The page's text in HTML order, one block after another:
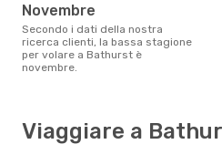
novembre
Secondo i dati della nostra
ricerca clienti, la bassa stagione
per volare a Bathurst è
novembre.
Viaggiare a